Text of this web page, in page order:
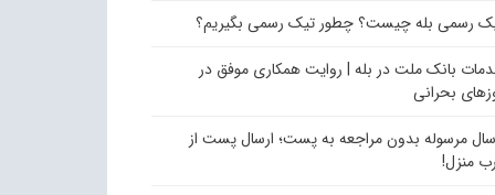
رسمی بله چیست؟ چطور تیک رسمی بگیریم؟
بانک ملت در بله | روایت همکاری موفق در
بحرانی
مرسوله بدون مراجعه به پست؛ ارسال پست از
منزل!